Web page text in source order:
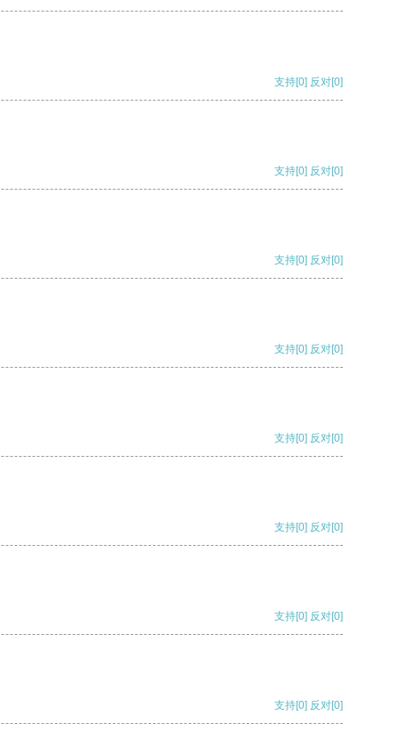
支持[0] 反对[0]
支持[0] 反对[0]
支持[0] 反对[0]
支持[0] 反对[0]
支持[0] 反对[0]
支持[0] 反对[0]
支持[0] 反对[0]
支持[0] 反对[0]